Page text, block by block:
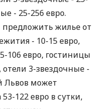
- 25-256 евро.
жилье от
- 10-15 евро,
106 евро, гостиницы
отели 3-звездочные -
Львов может
122 евро в сутки,